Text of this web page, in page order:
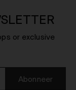
or exclusive
Abonneer